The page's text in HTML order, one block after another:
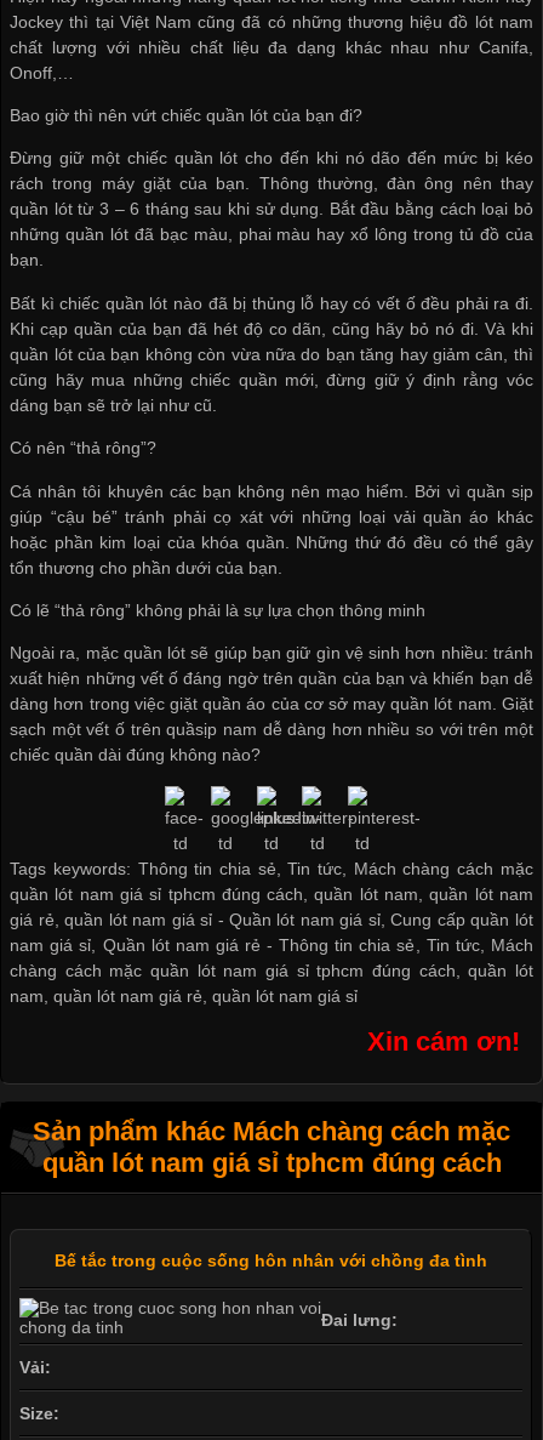
Jockey thì tại Việt Nam cũng đã có những thương hiệu đồ lót nam
chất lượng với nhiều chất liệu đa dạng khác nhau như Canifa,
Onoff,…
Bao giờ thì nên vứt chiếc quần lót của bạn đi?
Đừng giữ một chiếc quần lót cho đến khi nó dão đến mức bị kéo
rách trong máy giặt của bạn. Thông thường, đàn ông nên thay
quần lót từ 3 – 6 tháng sau khi sử dụng. Bắt đầu bằng cách loại bỏ
những quần lót đã bạc màu, phai màu hay xổ lông trong tủ đồ của
bạn.
Bất kì chiếc quần lót nào đã bị thủng lỗ hay có vết ố đều phải ra đi.
Khi cạp quần của bạn đã hét độ co dãn, cũng hãy bỏ nó đi. Và khi
quần lót của bạn không còn vừa nữa do bạn tăng hay giảm cân, thì
cũng hãy mua những chiếc quần mới, đừng giữ ý định rằng vóc
dáng bạn sẽ trở lại như cũ.
Có nên “thả rông”?
Cá nhân tôi khuyên các bạn không nên mạo hiểm. Bởi vì quần sịp
giúp “cậu bé” tránh phải cọ xát với những loại vải quần áo khác
hoặc phần kim loại của khóa quần. Những thứ đó đều có thể gây
tổn thương cho phần dưới của bạn.
Có lẽ “thả rông” không phải là sự lựa chọn thông minh
Ngoài ra, mặc quần lót sẽ giúp bạn giữ gìn vệ sinh hơn nhiều: tránh
xuất hiện những vết ố đáng ngờ trên quần của bạn và khiến bạn dễ
dàng hơn trong việc giặt quần áo của cơ sở may quần lót nam. Giặt
sạch một vết ố trên quầsịp nam dễ dàng hơn nhiều so với trên một
chiếc quần dài đúng không nào?
Tags keywords: Thông tin chia sẻ, Tin tức, Mách chàng cách mặc
quần lót nam giá sỉ tphcm đúng cách, quần lót nam, quần lót nam
giá rẻ, quần lót nam giá sỉ - Quần lót nam giá sỉ,Cung cấp quần lót
nam giá sỉ
Quần lót nam giá rẻ -Thông tin chia sẻ Tin tức, Mách
chàng cách mặc quần lót nam giá sỉ tphcm đúng cách ,quần lót
nam ,quần lót nam giá rẻ ,quần lót nam giá sỉ
Xin cám ơn!
Sản phẩm khác Mách chàng cách mặc
quần lót nam giá sỉ tphcm đúng cách
Bế tắc trong cuộc sống hôn nhân với chồng đa tình
Đai lưng:
Vải:
Size: